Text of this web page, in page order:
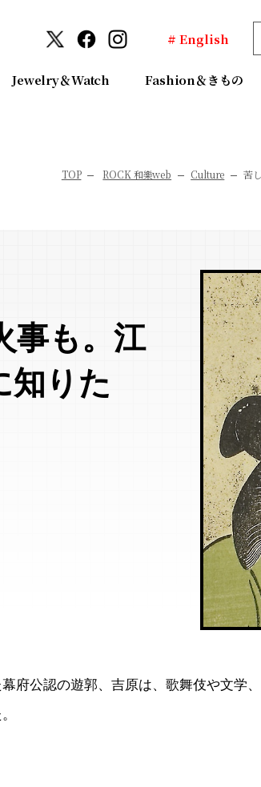
# English
Jewelry＆Watch Fashion＆きもの
TOP ROCK 和樂web Culture 苦
事も。江
知りた
府公認の遊郭、吉原は、歌舞伎や文学